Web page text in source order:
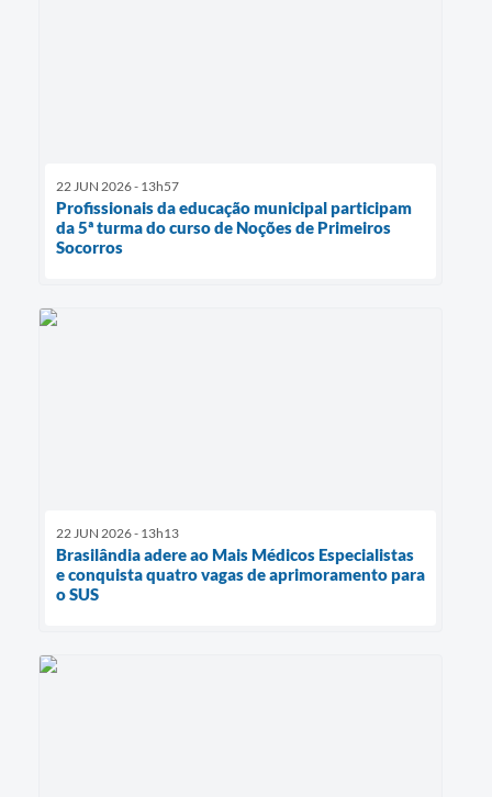
22 JUN 2026 - 13h57
Profissionais da educação municipal participam
da 5ª turma do curso de Noções de Primeiros
Socorros
22 JUN 2026 - 13h13
Brasilândia adere ao Mais Médicos Especialistas
e conquista quatro vagas de aprimoramento para
o SUS